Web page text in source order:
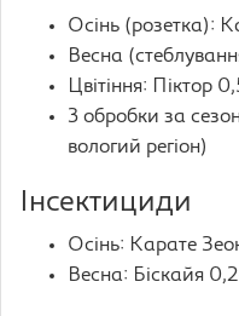
Осінь (розетка):
Весна
Цвітіння: Піктор
3 обробки за
вологий регіон)
Інсектициди
Осінь: Карате
Весна: Біскайя